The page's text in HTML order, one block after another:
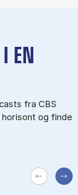
EN
fra CBS
og finde